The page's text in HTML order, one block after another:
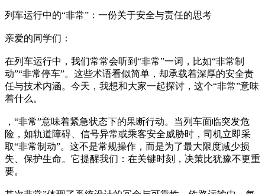
列车运行中的“非常”：一份关于安全与责任的思考
亲爱的同学们：
在列车运行中，我们常常会听到“非常”一词，比如“非常制
动”“非常停车”。这些术语看似简单，却承载着深厚的安全责
任与技术内涵。今天，我想和大家一起探讨，这个“非常”意味
着什么。
，“非常”意味着紧急状态下的果断行动。当列车面临突发危
险，如轨道障碍、信号异常或乘客安全威胁时，司机立即采
取“非常制动”。这不是常规操作，而是为了最大限度减少损
失、保护生命。它提醒我们：在关键时刻，决策比犹豫不更重
要。